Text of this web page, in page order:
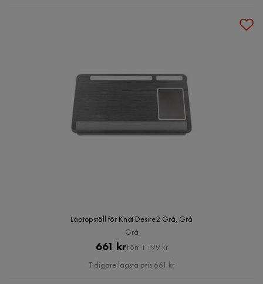
Laptopställ för Knät Desire2 Grå, Grå
Grå
Pris
661 kr Original
Pris
Förr 1 199 kr
Tidigare lägsta pris 661 kr